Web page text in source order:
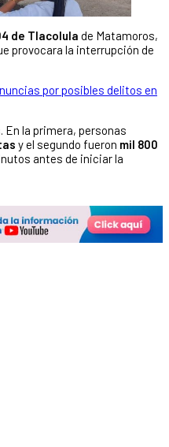
de Tlacolula de Matamoros,
provocara la interrupción de
por posibles delitos en
la primera, personas
y el segundo fueron mil 800
antes de iniciar la